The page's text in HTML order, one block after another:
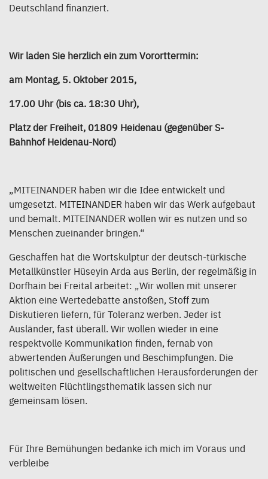
Deutschland finanziert.
Wir laden Sie herzlich ein zum Vororttermin:
am Montag, 5. Oktober 2015,
17.00 Uhr (bis ca. 18:30 Uhr),
Platz der Freiheit, 01809 Heidenau (gegenüber S-
Bahnhof Heidenau-Nord)
„MITEINANDER haben wir die Idee entwickelt und
umgesetzt. MITEINANDER haben wir das Werk aufgebaut
und bemalt. MITEINANDER wollen wir es nutzen und so
Menschen zueinander bringen.“
Geschaffen hat die Wortskulptur der deutsch-türkische
Metallkünstler Hüseyin Arda aus Berlin, der regelmäßig in
Dorfhain bei Freital arbeitet: „Wir wollen mit unserer
Aktion eine Wertedebatte anstoßen, Stoff zum
Diskutieren liefern, für Toleranz werben. Jeder ist
Ausländer, fast überall. Wir wollen wieder in eine
respektvolle Kommunikation finden, fernab von
abwertenden Äußerungen und Beschimpfungen. Die
politischen und gesellschaftlichen Herausforderungen der
weltweiten Flüchtlingsthematik lassen sich nur
gemeinsam lösen.
Für Ihre Bemühungen bedanke ich mich im Voraus und
verbleibe